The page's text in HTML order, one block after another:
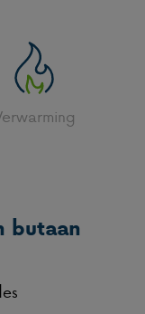
butaan